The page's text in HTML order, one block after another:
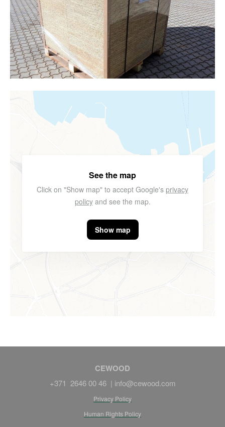
See the map
Click on "Show map" to accept Google's privacy
policyand see the map.
Show map
CEWOOD
+371 2646 00 46 | info@cewood.com
Privacy Policy
Human Rights Policy